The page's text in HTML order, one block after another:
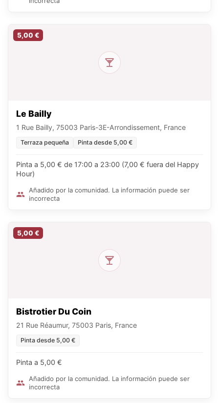
5,00 €
Le Bailly
1 Rue Bailly, 75003 Paris-3E-Arrondissement, France
Terraza pequeña Pinta desde 5,00 €
Pinta a 5,00 € de 17:00 a 23:00 (7,00 € fuera del Happy
Hour)
Añadido por la comunidad. La información puede ser
incorrecta
5,00 €
Bistrotier Du Coin
21 Rue Réaumur, 75003 Paris, France
Pinta desde 5,00 €
Pinta a 5,00 €
Añadido por la comunidad. La información puede ser
incorrecta